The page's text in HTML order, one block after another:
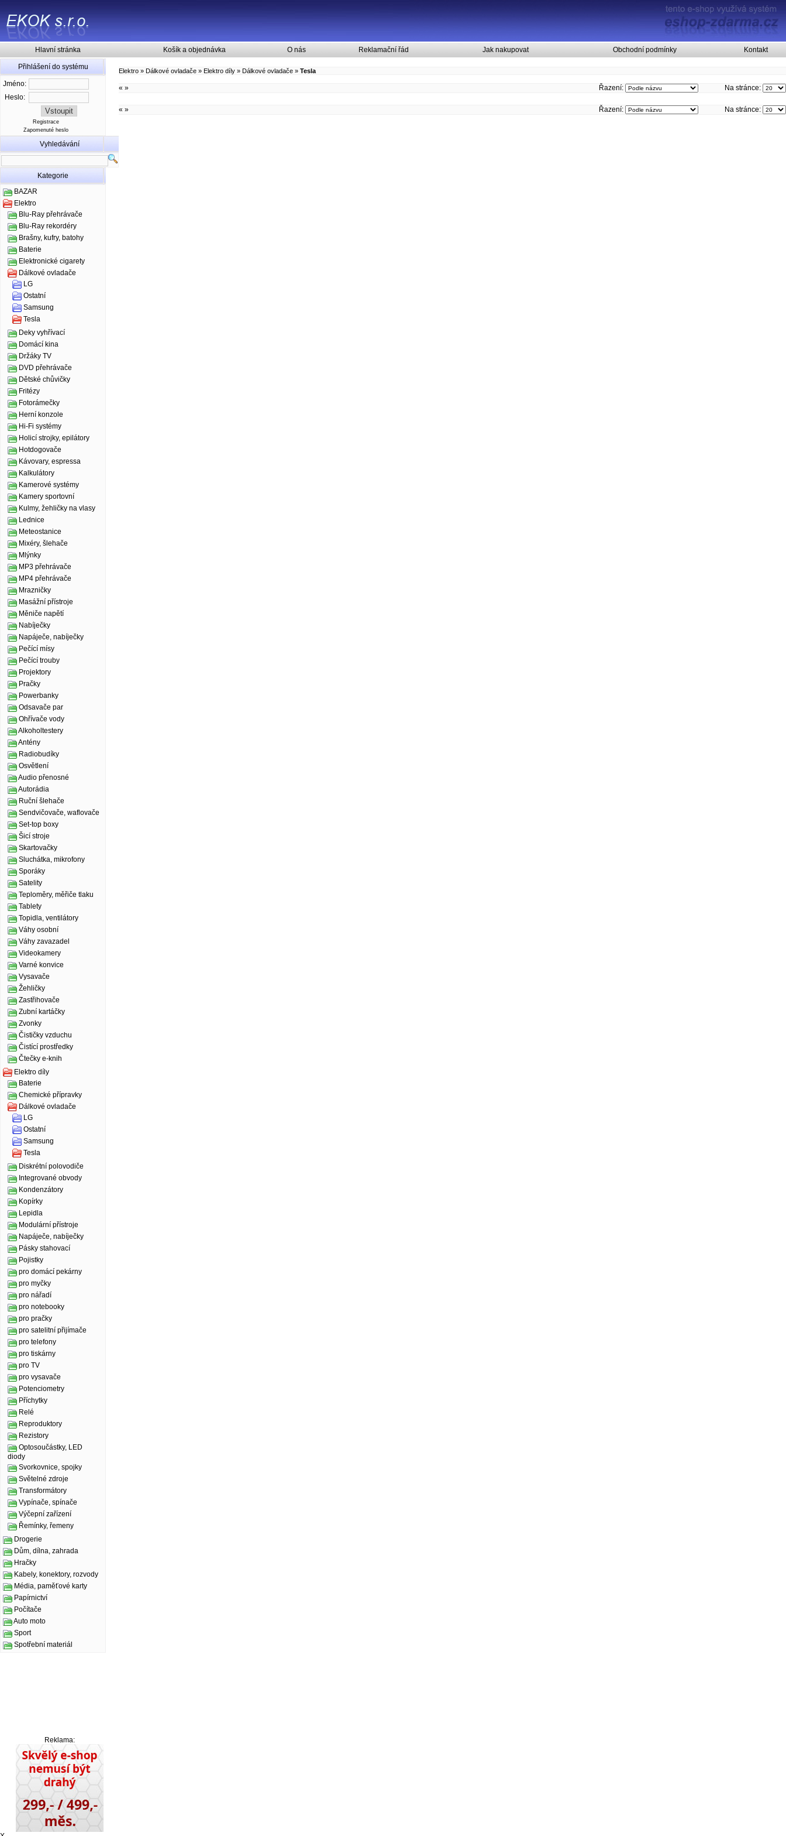
Hlavní stránka Košík a objednávka O nás Reklamační řád Jak nakupovat Obchodní podmínky Kontakt
Přihlášení do systému
Jméno:
Heslo:
Registrace
Zapomenuté heslo
Vyhledávání
Kategorie
BAZAR
Elektro
Blu-Ray přehrávače
Blu-Ray rekordéry
Brašny, kufry, batohy
Baterie
Elektronické cigarety
Dálkové ovladače
LG
Ostatní
Samsung
Tesla
Deky vyhřívací
Domácí kina
Držáky TV
DVD přehrávače
Dětské chůvičky
Fritézy
Fotorámečky
Herní konzole
Hi-Fi systémy
Holicí strojky, epilátory
Hotdogovače
Kávovary, espressa
Kalkulátory
Kamerové systémy
Kamery sportovní
Kulmy, žehličky na vlasy
Lednice
Meteostanice
Mixéry, šlehače
Mlýnky
MP3 přehrávače
MP4 přehrávače
Mrazničky
Masážní přístroje
Měniče napětí
Nabíječky
Napáječe, nabíječky
Pečící mísy
Pečící trouby
Projektory
Pračky
Powerbanky
Odsavače par
Ohřívače vody
Alkoholtestery
Antény
Radiobudíky
Osvětlení
Audio přenosné
Autorádia
Ruční šlehače
Sendvičovače, waflovače
Set-top boxy
Šicí stroje
Skartovačky
Sluchátka, mikrofony
Sporáky
Satelity
Teploměry, měřiče tlaku
Tablety
Topidla, ventilátory
Váhy osobní
Váhy zavazadel
Videokamery
Varné konvice
Vysavače
Žehličky
Zastřihovače
Zubní kartáčky
Zvonky
Čističky vzduchu
Čistící prostředky
Čtečky e-knih
Elektro díly
Baterie
Chemické přípravky
Dálkové ovladače
LG
Ostatní
Samsung
Tesla
Diskrétní polovodiče
Integrované obvody
Kondenzátory
Kopírky
Lepidla
Modulární přístroje
Napáječe, nabíječky
Pásky stahovací
Pojistky
pro domácí pekárny
pro myčky
pro nářadí
pro notebooky
pro pračky
pro satelitní přijímače
pro telefony
pro tiskárny
pro TV
pro vysavače
Potenciometry
Příchytky
Relé
Reproduktory
Rezistory
Optosoučástky, LED
diody
Svorkovnice, spojky
Světelné zdroje
Transformátory
Vypínače, spínače
Výčepní zařízení
Řemínky, řemeny
Drogerie
Dům, dílna, zahrada
Hračky
Kabely, konektory, rozvody
Média, paměťové karty
Papírnictví
Počítače
Auto moto
Sport
Spotřební materiál
Reklama:
Elektro » Dálkové ovladače » Elektro díly » Dálkové ovladače » Tesla
« » Řazení: Na stránce:
« » Řazení: Na stránce: